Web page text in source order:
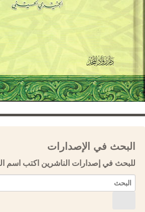
البحث في الإصدارات
للبحث في إصدارات الناشرين اكتب اسم